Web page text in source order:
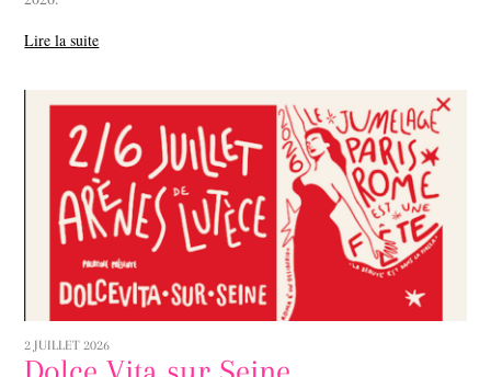
Lire la suite
2 JUILLET 2026